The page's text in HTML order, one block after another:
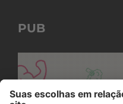
PUB